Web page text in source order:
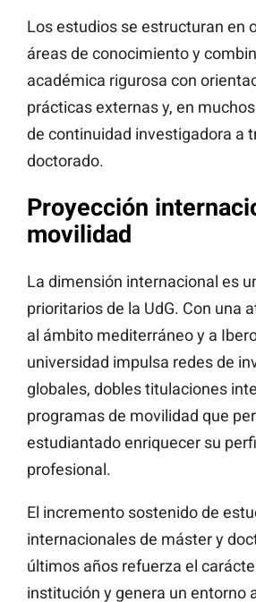
Los estudios se estructuran en
áreas de conocimiento y
académica rigurosa con
prácticas externas y, en
de continuidad investigadora a
doctorado.
Proyección
movilidad
La dimensión internacional es
prioritarios de la UdG. Con una
al ámbito mediterráneo y a
universidad impulsa redes de
globales, dobles titulaciones
programas de movilidad que
estudiantado enriquecer su
profesional.
El incremento sostenido de
internacionales de máster y
últimos años refuerza el
institución y genera un entorno